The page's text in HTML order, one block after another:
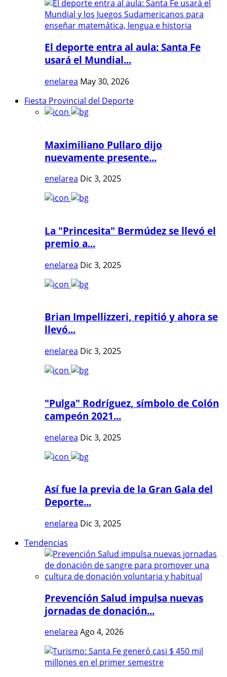
El deporte entra al aula: Santa Fe
usará el Mundial...
enelarea May 30, 2026
Fiesta Provincial del Deporte
Maximiliano Pullaro dijo
nuevamente presente...
enelarea Dic 3, 2025
La "Princesita" Bermúdez se llevó el
premio a...
enelarea Dic 3, 2025
Brian Impellizzeri, repitió y ahora se
llevó...
enelarea Dic 3, 2025
"Pulga" Rodríguez, símbolo de Colón
campeón 2021...
enelarea Dic 3, 2025
Así fue la previa de la Gran Gala del
Deporte...
enelarea Dic 3, 2025
Tendencias
Prevención Salud impulsa nuevas
jornadas de donación...
enelarea Ago 4, 2026